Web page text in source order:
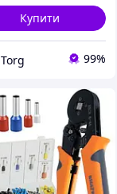
Купити
99%